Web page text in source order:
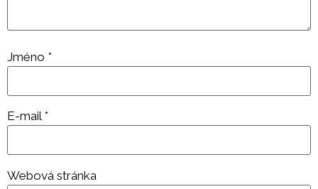
Jméno *
E-mail *
Webová stránka